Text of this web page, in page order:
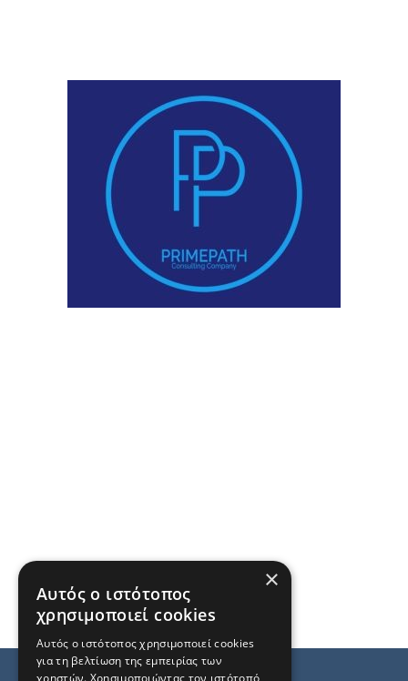
×
Αυτός ο ιστότοπος
χρησιμοποιεί cookies
Αυτός ο ιστότοπος χρησιμοποιεί cookies
για τη βελτίωση της εμπειρίας των
χρηστών. Χρησιμοποιώντας τον ιστότοπό